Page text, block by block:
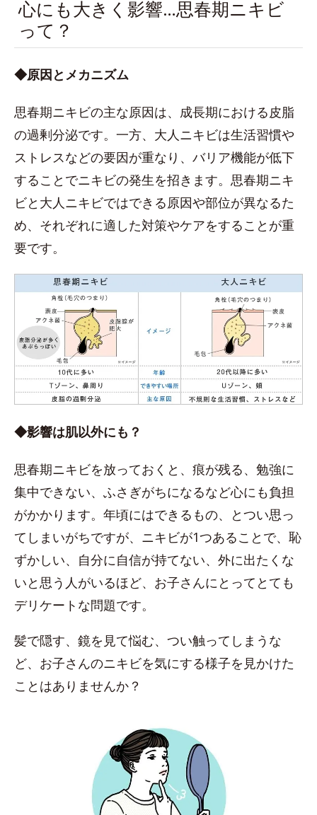
心にも大きく影響…思春期ニキビ
って？
◆原因とメカニズム
思春期ニキビの主な原因は、成長期における皮脂
の過剰分泌です。一方、大人ニキビは生活習慣や
ストレスなどの要因が重なり、バリア機能が低下
することでニキビの発生を招きます。思春期ニキ
ビと大人ニキビではできる原因や部位が異なるた
め、それぞれに適した対策やケアをすることが重
要です。
◆影響は肌以外にも？
思春期ニキビを放っておくと、痕が残る、勉強に
集中できない、ふさぎがちになるなど心にも負担
がかかります。年頃にはできるもの、とつい思っ
てしまいがちですが、ニキビが1つあることで、恥
ずかしい、自分に自信が持てない、外に出たくな
いと思う人がいるほど、お子さんにとってとても
デリケートな問題です。
髪で隠す、鏡を見て悩む、つい触ってしまうな
ど、お子さんのニキビを気にする様子を見かけた
ことはありませんか？